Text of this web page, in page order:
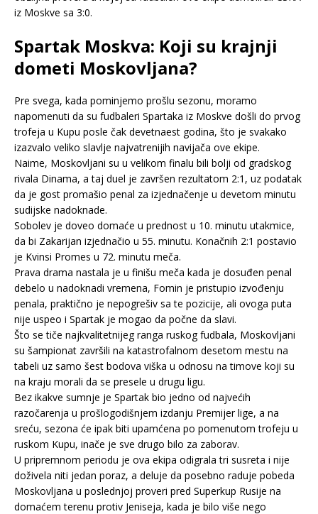
iz Moskve sa 3:0.
Spartak Moskva: Koji su krajnji
dometi Moskovljana?
Pre svega, kada pominjemo prošlu sezonu, moramo
napomenuti da su fudbaleri Spartaka iz Moskve došli do prvog
trofeja u Kupu posle čak devetnaest godina, što je svakako
izazvalo veliko slavlje najvatrenijih navijača ove ekipe.
Naime, Moskovljani su u velikom finalu bili bolji od gradskog
rivala Dinama, a taj duel je završen rezultatom 2:1, uz podatak
da je gost promašio penal za izjednačenje u devetom minutu
sudijske nadoknade.
Sobolev je doveo domaće u prednost u 10. minutu utakmice,
da bi Zakarijan izjednačio u 55. minutu. Konačnih 2:1 postavio
je Kvinsi Promes u 72. minutu meča.
Prava drama nastala je u finišu meča kada je dosuđen penal
debelo u nadoknadi vremena, Fomin je pristupio izvođenju
penala, praktično je nepogrešiv sa te pozicije, ali ovoga puta
nije uspeo i Spartak je mogao da počne da slavi.
Što se tiče najkvalitetnijeg ranga ruskog fudbala, Moskovljani
su šampionat završili na katastrofalnom desetom mestu na
tabeli uz samo šest bodova viška u odnosu na timove koji su
na kraju morali da se presele u drugu ligu.
Bez ikakve sumnje je Spartak bio jedno od najvećih
razočarenja u prošlogodišnjem izdanju Premijer lige, a na
sreću, sezona će ipak biti upamćena po pomenutom trofeju u
ruskom Kupu, inače je sve drugo bilo za zaborav.
U pripremnom periodu je ova ekipa odigrala tri susreta i nije
doživela niti jedan poraz, a deluje da posebno raduje pobeda
Moskovljana u poslednjoj proveri pred Superkup Rusije na
domaćem terenu protiv Jeniseja, kada je bilo više nego